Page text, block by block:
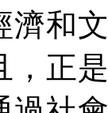
濟和
，正